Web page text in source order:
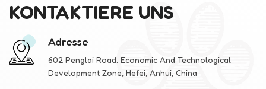
KONTAKTIERE UNS
Adresse
602 Penglai Road, Economic And Technological
Development Zone, Hefei, Anhui, China